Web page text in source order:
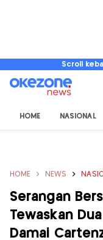
Scroll
HOME NASIONAL
HOME NEWS
Serangan
Tewaskan
Damai